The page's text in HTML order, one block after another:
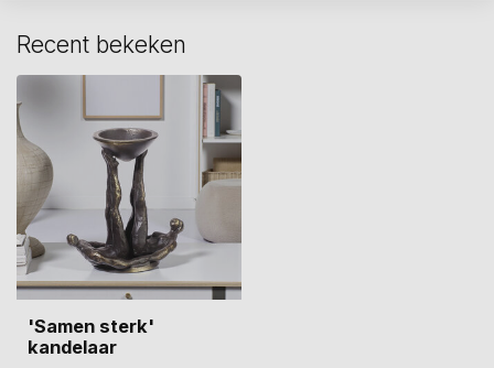
Recent bekeken
'Samen sterk'
kandelaar